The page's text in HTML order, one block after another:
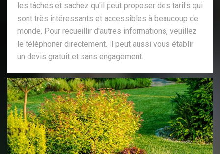
les tâches et sachez qu'il peut proposer des tarifs qui
sont très intéressants et accessibles à beaucoup de
monde. Pour recueillir d'autres informations, veuillez
le téléphoner directement. Il peut aussi vous établir
un devis gratuit et sans engagement.